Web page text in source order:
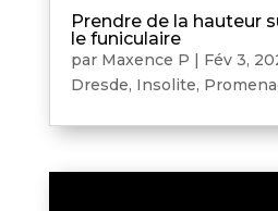
Prendre de la hauteur
le funiculaire
par Maxence P Fév 3,
Dresde, Insolite,